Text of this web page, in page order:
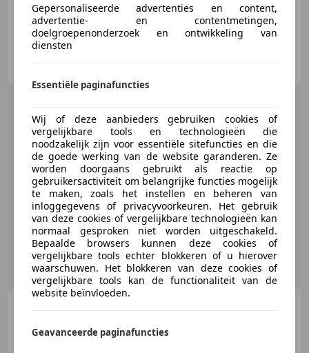
Gepersonaliseerde advertenties en content,
advertentie- en contentmetingen,
doelgroepenonderzoek en ontwikkeling van
diensten
Essentiële paginafuncties
Wij of deze aanbieders gebruiken cookies of
vergelijkbare tools en technologieën die
noodzakelijk zijn voor essentiële sitefuncties en die
de goede werking van de website garanderen. Ze
worden doorgaans gebruikt als reactie op
gebruikersactiviteit om belangrijke functies mogelijk
te maken, zoals het instellen en beheren van
inloggegevens of privacyvoorkeuren. Het gebruik
van deze cookies of vergelijkbare technologieën kan
normaal gesproken niet worden uitgeschakeld.
Bepaalde browsers kunnen deze cookies of
vergelijkbare tools echter blokkeren of u hierover
waarschuwen. Het blokkeren van deze cookies of
vergelijkbare tools kan de functionaliteit van de
website beïnvloeden.
Geavanceerde paginafuncties